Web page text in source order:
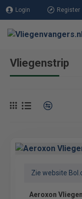
Login Register
Vliegenstrip
Zie website
Aeroxon